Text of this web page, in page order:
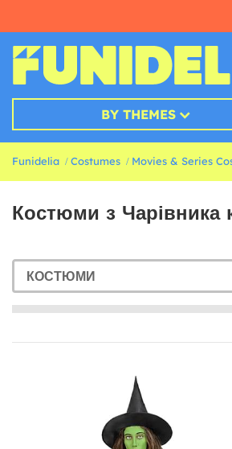
BY THEMES
Funidelia Costumes Movies & Series
Костюми з Чарівника
КОСТЮМИ